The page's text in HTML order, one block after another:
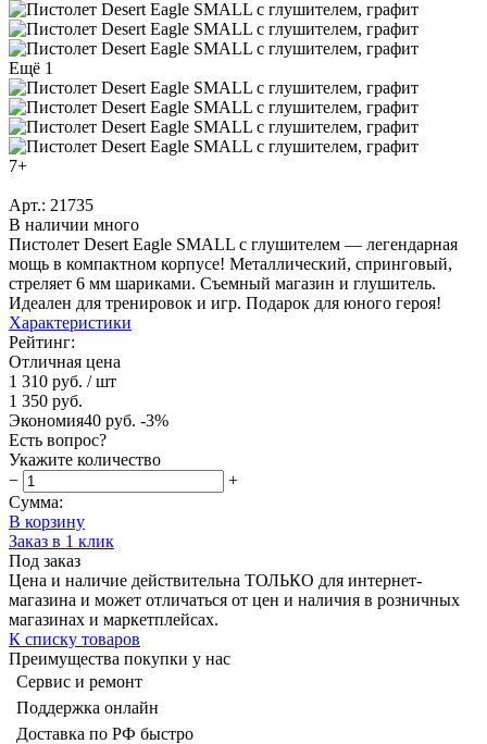
Ещё 1
7+
Арт.: 21735
В наличии много
Пистолет Desert Eagle SMALL с глушителем — легендарная
мощь в компактном корпусе! Металлический, спринговый,
стреляет 6 мм шариками. Съемный магазин и глушитель.
Идеален для тренировок и игр. Подарок для юного героя!
Характеристики
Рейтинг:
Отличная цена
1 310 руб. / шт
1 350 руб.
Экономия40 руб. -3%
Есть вопрос?
Укажите количество
−
+
Сумма:
В корзину
Заказ в 1 клик
Под заказ
Цена и наличие действительна ТОЛЬКО для интернет-
магазина и может отличаться от цен и наличия в розничных
магазинах и маркетплейсах.
К списку товаров
Преимущества покупки у нас
Сервис и ремонт
Поддержка онлайн
Доставка по РФ быстро